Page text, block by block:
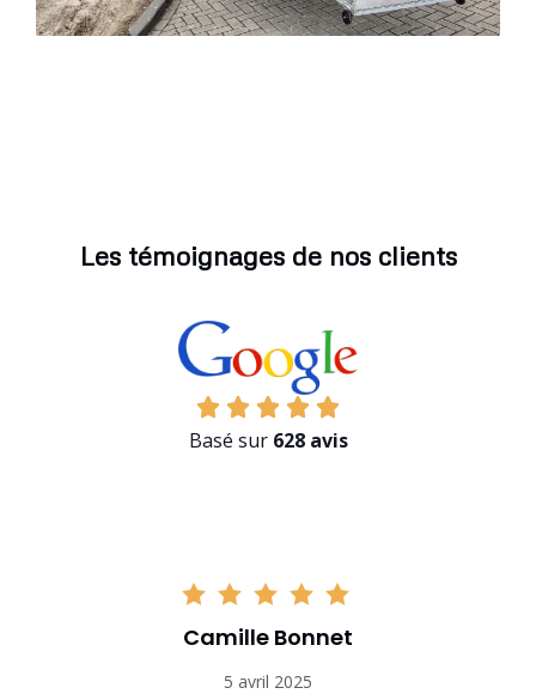
Les témoignages de nos clients
Basé sur 628 avis
Camille Bonnet
5 avril 2025